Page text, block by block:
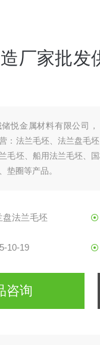
厂家批发
储悦金属材料有限公司
：法兰毛坯、法兰盘毛
毛坯、船用法兰毛坯、
垫圈等产品。
盘法兰毛坯
10-19
咨询